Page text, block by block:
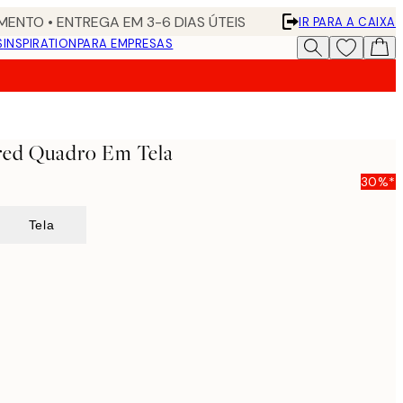
• ENTREGA EM 3-6 DIAS ÚTEIS
IR PARA A CAIXA
INSPIRATIONPARA EMPRESAS
Quadro Em Tela
30%*
Tela